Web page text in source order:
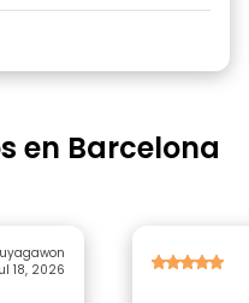
en Barcelona
18, 2026